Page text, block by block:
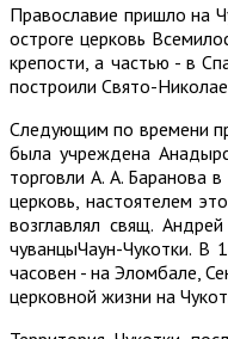
Православие пришло на
остроге церковь
крепости, а частью - в
построили Свято-
Следующим по времени
была учреждена
торговли А. А. Баранова
церковь, настоятелем
возглавлял свящ.
чуванцыЧаун-Чукотки. В
часовен - на Эломбале,
церковной жизни на